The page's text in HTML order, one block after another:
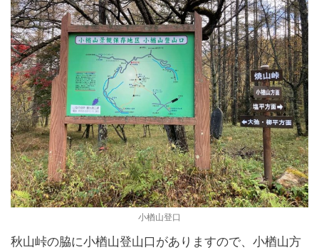
小楢山登口
秋山峠の脇に小楢山登山口がありますので、小楢山方